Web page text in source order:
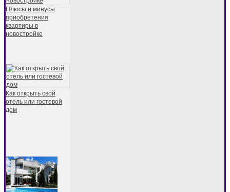
Плюсы и минусы
приобретения
квартиры в
новостройке
Как открыть свой
отель или гостевой
дом